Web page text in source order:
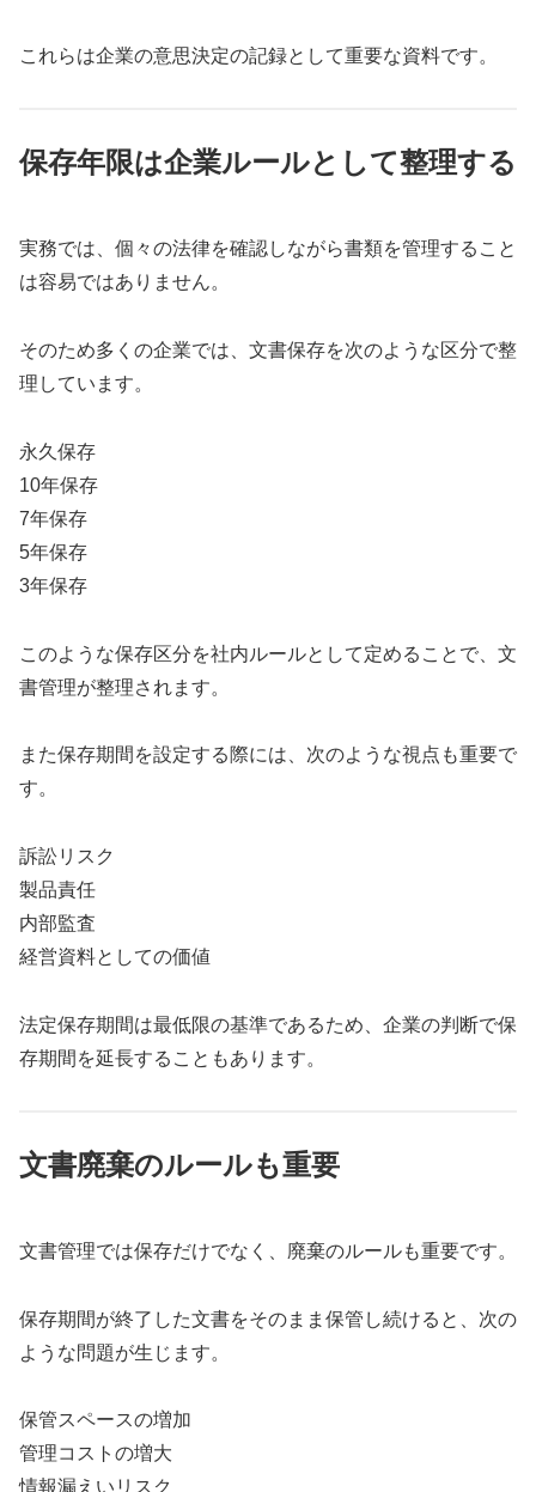
これらは企業の意思決定の記録として重要な資料です。
保存年限は企業ルールとして整理する
実務では、個々の法律を確認しながら書類を管理すること
は容易ではありません。
そのため多くの企業では、文書保存を次のような区分で整
理しています。
永久保存
10年保存
7年保存
5年保存
3年保存
このような保存区分を社内ルールとして定めることで、文
書管理が整理されます。
また保存期間を設定する際には、次のような視点も重要で
す。
訴訟リスク
製品責任
内部監査
経営資料としての価値
法定保存期間は最低限の基準であるため、企業の判断で保
存期間を延長することもあります。
文書廃棄のルールも重要
文書管理では保存だけでなく、廃棄のルールも重要です。
保存期間が終了した文書をそのまま保管し続けると、次の
ような問題が生じます。
保管スペースの増加
管理コストの増大
情報漏えいリスク